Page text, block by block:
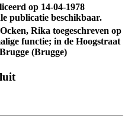
op 14-04-1978
publicatie beschikbaar.
Rika toegeschreven op
functie; in de Hoogstraat
(Brugge)